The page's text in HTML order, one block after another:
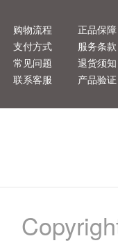
购物流程
支付方式
常见问题
联系客服
正品保障
服务条款
退货须知
产品验证